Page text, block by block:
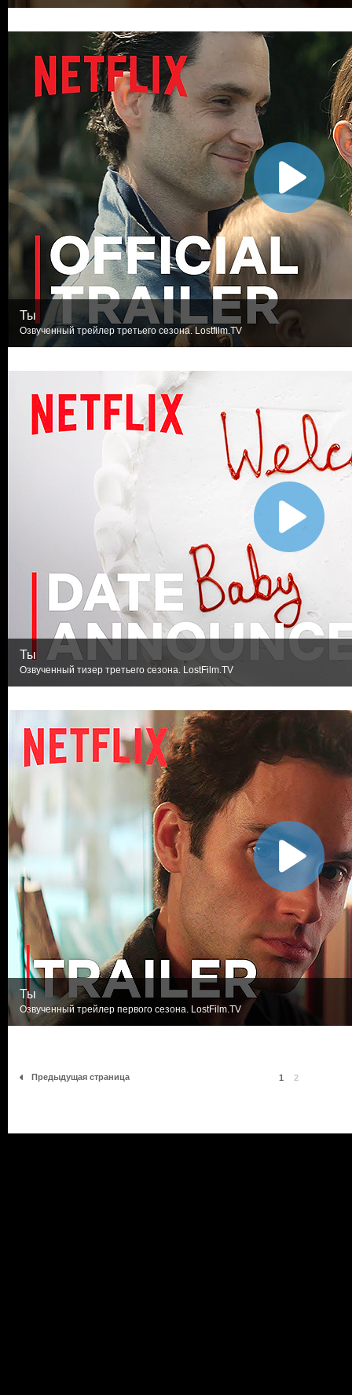
Ты
Озвученный трейлер третьего сезона. Lostfilm.TV
Ты
Озвученный тизер третьего сезона. LostFilm.TV
Ты
Озвученный трейлер первого сезона. LostFilm.TV
Предыдущая страница 1 2